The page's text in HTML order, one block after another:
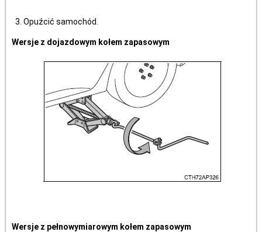
Opuźcić samochód.
Wersje z dojazdowym kołem zapasowym
Wersje z pełnowymiarowym kołem zapasowym